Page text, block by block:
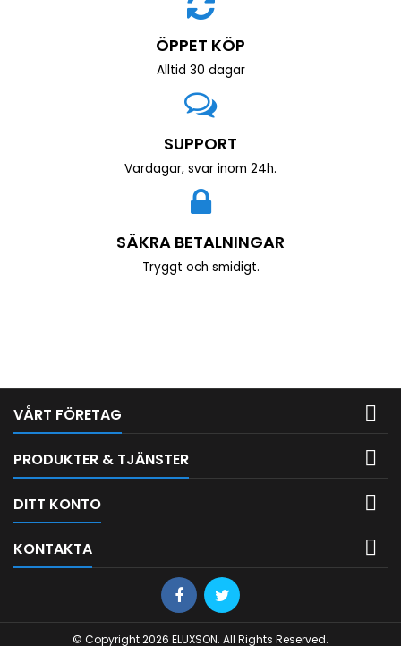
ÖPPET KÖP
Alltid 30 dagar
SUPPORT
Vardagar, svar inom 24h.
SÄKRA BETALNINGAR
Tryggt och smidigt.
VÅRT FÖRETAG 
PRODUKTER & TJÄNSTER 
DITT KONTO 
KONTAKTA 
© Copyright 2026 ELUXSON. All Rights Reserved.